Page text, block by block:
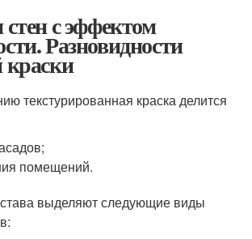
с эффектом
Разновидности
краски
текстурированная краска делится
помещений.
выделяют следующие виды